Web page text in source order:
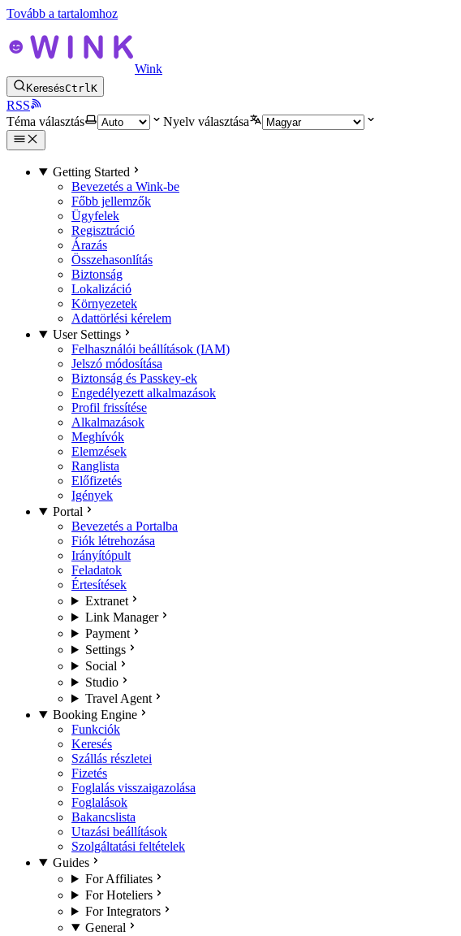
Tovább a tartalomhoz
Wink
KeresésCtrlK
RSS
Téma választás
Nyelv választása
Getting Started
Bevezetés a Wink-be
Főbb jellemzők
Ügyfelek
Regisztráció
Árazás
Összehasonlítás
Biztonság
Lokalizáció
Környezetek
Adattörlési kérelem
User Settings
Felhasználói beállítások (IAM)
Jelszó módosítása
Biztonság és Passkey-ek
Engedélyezett alkalmazások
Profil frissítése
Alkalmazások
Meghívók
Elemzések
Ranglista
Előfizetés
Igények
Portal
Bevezetés a Portalba
Fiók létrehozása
Irányítópult
Feladatok
Értesítések
Extranet
Link Manager
Payment
Settings
Social
Studio
Travel Agent
Booking Engine
Funkciók
Keresés
Szállás részletei
Fizetés
Foglalás visszaigazolása
Foglalások
Bakancslista
Utazási beállítások
Szolgáltatási feltételek
Guides
For Affiliates
For Hoteliers
For Integrators
General